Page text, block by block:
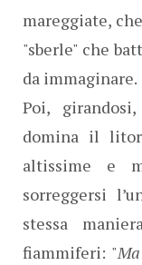
mareggiate,
"sberle" che
da immaginare.
Poi,
domina il
altissime e
sorreggersi
stessa
fiammiferi: "